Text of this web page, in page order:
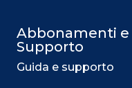
Abbonamenti e
Supporto
Guida e supporto